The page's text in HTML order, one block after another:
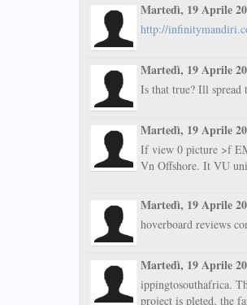
Martedì, 19 Aprile
http://
Martedì, 19 Aprile
Is that true? Ill
Martedì, 19 Aprile
If view 0 picture >f
Vn Offshore. It VU
Martedì, 19 Aprile
hoverboard reviews
Martedì, 19 Aprile
ippingtosouthafrica.
project is pleted, the